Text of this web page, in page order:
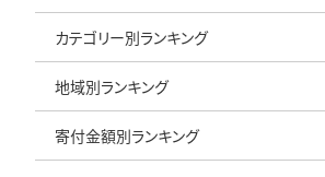
カテゴリー別ランキング
地域別ランキング
寄付金額別ランキング